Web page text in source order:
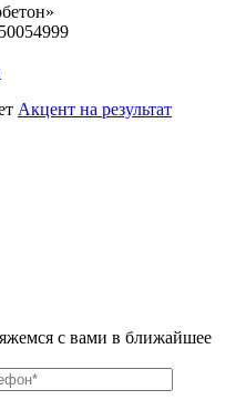
Акцент на результат
с вами в ближайшее